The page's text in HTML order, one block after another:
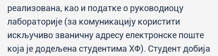
реализована, као и податке о руководиоцу
лабораторије (за комуникацију користити
искључиво званичну адресу електронске поште
која је додељена студентима ХФ). Студент добија